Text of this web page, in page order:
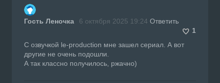
Гость Леночка 6 октября 2025 19:24 Ответить
1
С озвучкой le-production мне зашел сериал. А вот
другие не очень подошли.
А так классно получилось, ржачно)